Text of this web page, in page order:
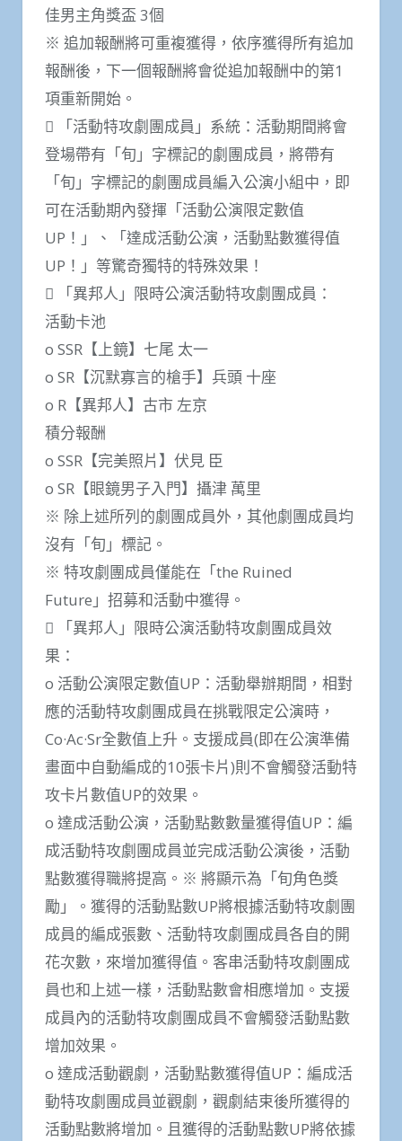
佳男主角獎盃 3個
※ 追加報酬將可重複獲得，依序獲得所有追加
報酬後，下一個報酬將會從追加報酬中的第1
項重新開始。
 「活動特攻劇團成員」系統：活動期間將會
登場帶有「旬」字標記的劇團成員，將帶有
「旬」字標記的劇團成員編入公演小組中，即
可在活動期內發揮「活動公演限定數值
UP！」、「達成活動公演，活動點數獲得值
UP！」等驚奇獨特的特殊效果！
 「異邦人」限時公演活動特攻劇團成員：
活動卡池
o SSR【上鏡】七尾 太一
o SR【沉默寡言的槍手】兵頭 十座
o R【異邦人】古市 左京
積分報酬
o SSR【完美照片】伏見 臣
o SR【眼鏡男子入門】攝津 萬里
※ 除上述所列的劇團成員外，其他劇團成員均
沒有「旬」標記。
※ 特攻劇團成員僅能在「the Ruined
Future」招募和活動中獲得。
 「異邦人」限時公演活動特攻劇團成員效
果：
o 活動公演限定數值UP：活動舉辦期間，相對
應的活動特攻劇團成員在挑戰限定公演時，
Co·Ac·Sr全數值上升。支援成員(即在公演準備
畫面中自動編成的10張卡片)則不會觸發活動特
攻卡片數值UP的效果。
o 達成活動公演，活動點數數量獲得值UP：編
成活動特攻劇團成員並完成活動公演後，活動
點數獲得職將提高。※ 將顯示為「旬角色獎
勵」。獲得的活動點數UP將根據活動特攻劇團
成員的編成張數、活動特攻劇團成員各自的開
花次數，來增加獲得值。客串活動特攻劇團成
員也和上述一樣，活動點數會相應增加。支援
成員內的活動特攻劇團成員不會觸發活動點數
增加效果。
o 達成活動觀劇，活動點數獲得值UP：編成活
動特攻劇團成員並觀劇，觀劇結束後所獲得的
活動點數將增加。且獲得的活動點數UP將依據